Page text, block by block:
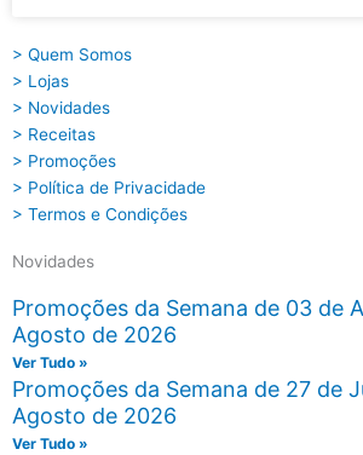
> Quem Somos
> Lojas
> Novidades
> Receitas
> Promoções
> Política de Privacidade
> Termos e Condições
Novidades
Promoções da Semana de 03 de
Agosto de 2026
Ver Tudo »
Promoções da Semana de 27 de
Agosto de 2026
Ver Tudo »